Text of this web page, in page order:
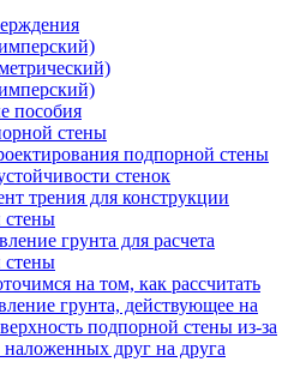
пособия
стены
подпорной стены
стенок
трения для конструкции
стены
грунта для расчета
стены
на том, как рассчитать
грунта, действующее на
подпорной стены из-за
наложенных друг на друга